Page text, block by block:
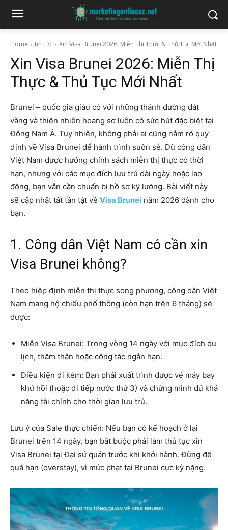
Home tin tức Xin Visa Brunei 2026: Miễn Thị Thực & Thủ Tục Mới Nhất
Xin Visa Brunei 2026: Miễn Thị
Thực & Thủ Tục Mới Nhất
Brunei – quốc gia giàu có với những thánh đường dát
vàng và thiên nhiên hoang sơ luôn có sức hút đặc biệt tại
Đông Nam Á. Tuy nhiên, không phải ai cũng nắm rõ quy
định về Visa Brunei để hành trình suôn sẻ. Dù công dân
Việt Nam được hưởng chính sách miễn thị thực có thời
hạn, nhưng với các mục đích lưu trú dài ngày hoặc lao
động, bạn vẫn cần chuẩn bị hồ sơ kỹ lưỡng. Bài viết này
sẽ cập nhật tất tần tật về Visa Brunei năm 2026 dành cho
bạn.
1. Công dân Việt Nam có cần xin
Visa Brunei không?
Theo hiệp định miễn thị thực song phương, công dân Việt
Nam mang hộ chiếu phổ thông (còn hạn trên 6 tháng) sẽ
được:
Miễn Visa Brunei: Trong vòng 14 ngày với mục đích du
lịch, thăm thân hoặc công tác ngắn hạn.
Điều kiện đi kèm: Bạn phải xuất trình được vé máy bay
khứ hồi (hoặc đi tiếp nước thứ 3) và chứng minh đủ khả
năng tài chính cho thời gian lưu trú.
Lưu ý của Sale thực chiến: Nếu bạn có kế hoạch ở lại
Brunei trên 14 ngày, bạn bắt buộc phải làm thủ tục xin
Visa Brunei tại Đại sứ quán trước khi khởi hành. Đừng để
quá hạn (overstay), vì mức phạt tại Brunei cực kỳ nặng.